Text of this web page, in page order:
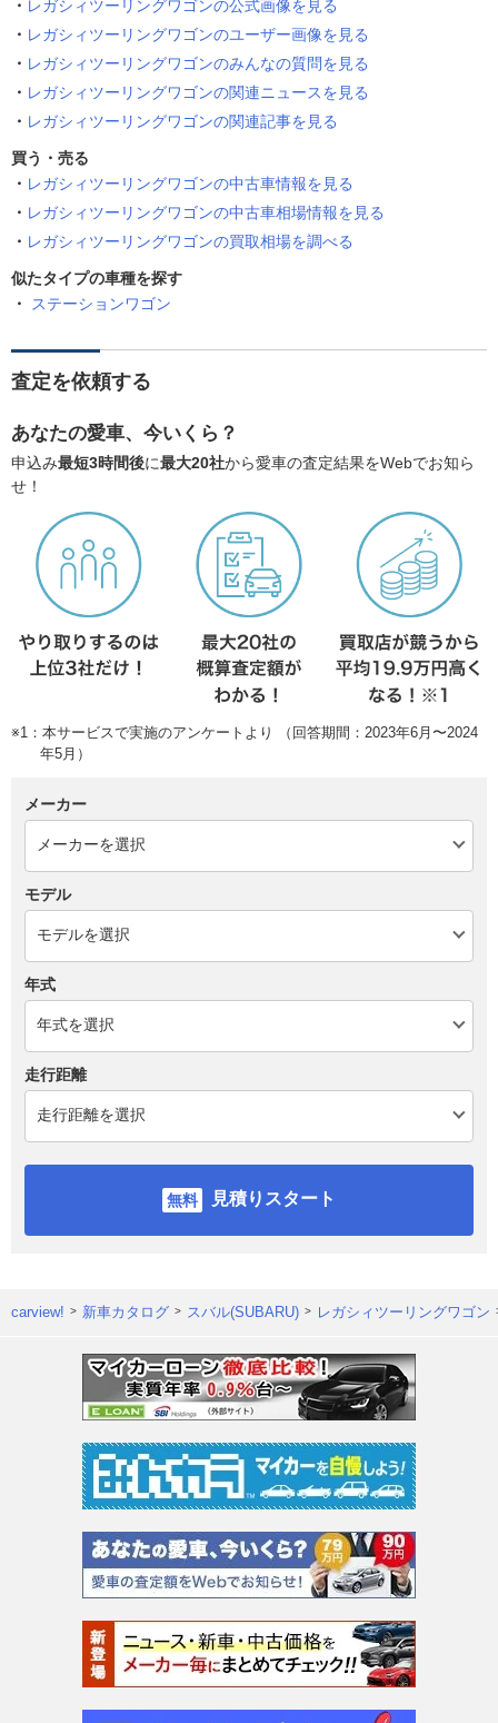
レガシィツーリングワゴンの公式画像を見る
レガシィツーリングワゴンのユーザー画像を見る
レガシィツーリングワゴンのみんなの質問を見る
レガシィツーリングワゴンの関連ニュースを見る
レガシィツーリングワゴンの関連記事を見る
買う・売る
レガシィツーリングワゴンの中古車情報を見る
レガシィツーリングワゴンの中古車相場情報を見る
レガシィツーリングワゴンの買取相場を調べる
似たタイプの車種を探す
ステーションワゴン
査定を依頼する
あなたの愛車、今いくら？
申込み最短3時間後に最大20社から愛車の査定結果をWebでお知ら
せ！
※1：本サービスで実施のアンケートより （回答期間：2023年6月〜2024
年5月）
メーカー
モデル
年式
走行距離
見積りスタート
carview! 新車カタログ スバル(SUBARU) レガシィツーリングワゴン